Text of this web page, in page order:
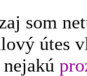
som
útes